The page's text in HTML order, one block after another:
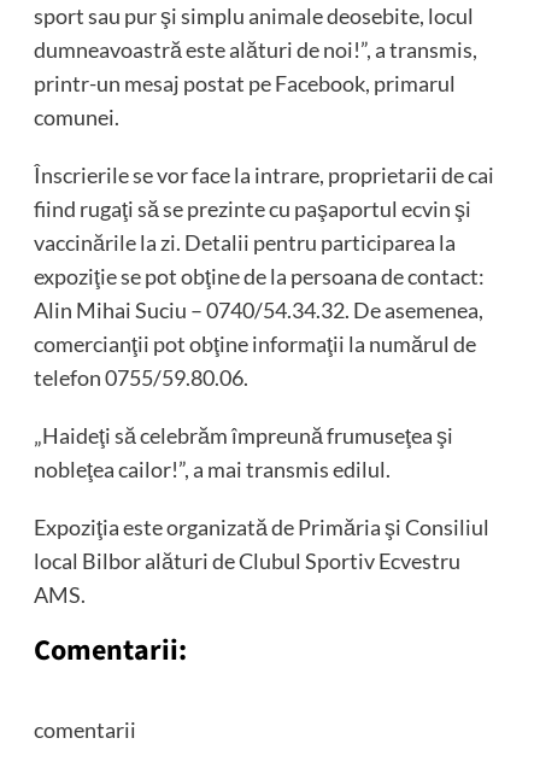
sport sau pur şi simplu animale deosebite, locul
dumneavoastră este alături de noi!”, a transmis,
printr-un mesaj postat pe Facebook, primarul
comunei.
Înscrierile se vor face la intrare, proprietarii de cai
fiind rugaţi să se prezinte cu paşaportul ecvin şi
vaccinările la zi. Detalii pentru participarea la
expoziţie se pot obţine de la persoana de contact:
Alin Mihai Suciu – 0740/54.34.32. De asemenea,
comercianţii pot obţine informaţii la numărul de
telefon 0755/59.80.06.
„Haideţi să celebrăm împreună frumuseţea şi
nobleţea cailor!”, a mai transmis edilul.
Expoziţia este organizată de Primăria şi Consiliul
local Bilbor alături de Clubul Sportiv Ecvestru
AMS.
Comentarii:
comentarii